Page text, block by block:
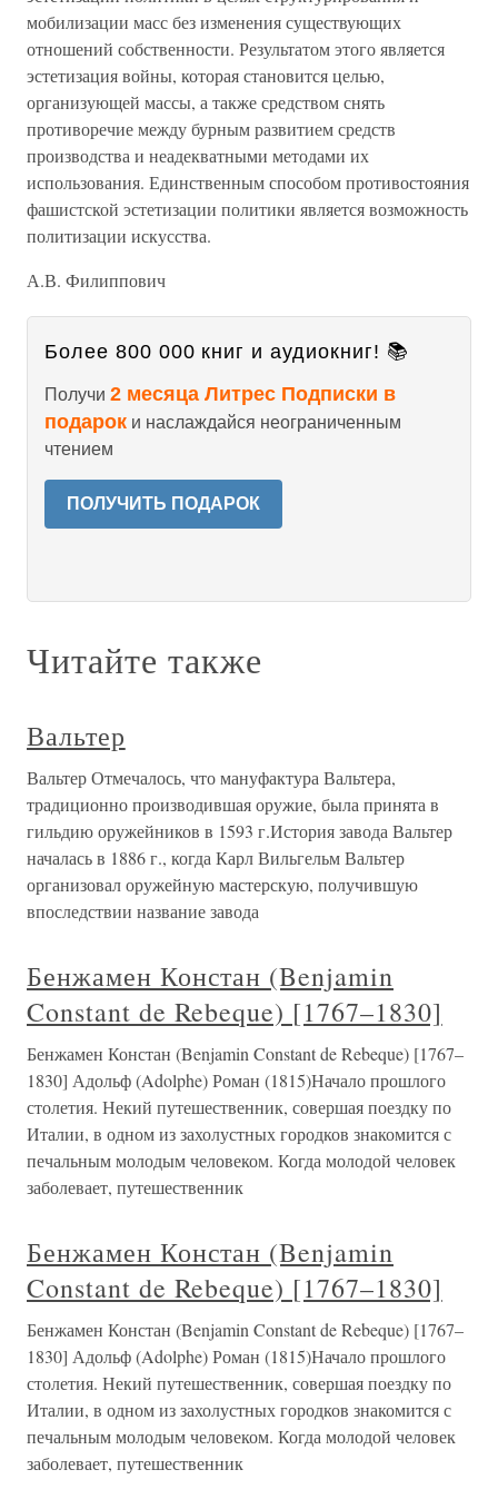
мобилизации масс без изменения существующих
отношений собственности. Результатом этого является
эстетизация войны, которая становится целью,
организующей массы, а также средством снять
противоречие между бурным развитием средств
производства и неадекватными методами их
использования. Единственным способом противостояния
фашистской эстетизации политики является возможность
политизации искусства.
А.В. Филиппович
Более 800 000 книг и аудиокниг! 📚
Получи 2 месяца Литрес Подписки в
подарок и наслаждайся неограниченным
чтением
ПОЛУЧИТЬ ПОДАРОК
Читайте также
Вальтер
Вальтер Отмечалось, что мануфактура Вальтера,
традиционно производившая оружие, была принята в
гильдию оружейников в 1593 г.История завода Вальтер
началась в 1886 г., когда Карл Вильгельм Вальтер
организовал оружейную мастерскую, получившую
впоследствии название завода
Бенжамен Констан (Benjamin
Constant de Rebeque) [1767–1830]
Бенжамен Констан (Benjamin Constant de Rebeque) [1767–
1830] Адольф (Adolphe) Роман (1815)Начало прошлого
столетия. Некий путешественник, совершая поездку по
Италии, в одном из захолустных городков знакомится с
печальным молодым человеком. Когда молодой человек
заболевает, путешественник
Бенжамен Констан (Benjamin
Constant de Rebeque) [1767–1830]
Бенжамен Констан (Benjamin Constant de Rebeque) [1767–
1830] Адольф (Adolphe) Роман (1815)Начало прошлого
столетия. Некий путешественник, совершая поездку по
Италии, в одном из захолустных городков знакомится с
печальным молодым человеком. Когда молодой человек
заболевает, путешественник